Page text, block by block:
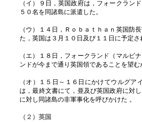
（イ）９日，英国政府は，フォークラン
５０名を同諸島に派遣した。
（ウ）１４日，Ｒｏｂａｔｈａｎ英国防
た，英国は３月１０日及び１１日に予定
（エ）１８日，フォークランド（マルビ
ンドが今まで通り英国領であることを望
（オ）１５日～１６日にかけてウルグ
は，最終文書にて，亜及び英国政府に対
に対し同諸島の非軍事化を呼びかけた 。
（２）英国